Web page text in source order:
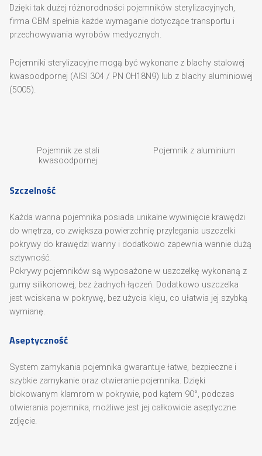
Dzięki tak dużej różnorodności pojemników sterylizacyjnych,
firma CBM spełnia każde wymaganie dotyczące transportu i
przechowywania wyrobów medycznych.
Pojemniki sterylizacyjne mogą być wykonane z blachy stalowej
kwasoodpornej (AISI 304 / PN 0H18N9) lub z blachy aluminiowej
(5005).
Pojemnik ze stali
kwasoodpornej
Pojemnik z aluminium
Szczelność
Każda wanna pojemnika posiada unikalne wywinięcie krawędzi
do wnętrza, co zwiększa powierzchnię przylegania uszczelki
pokrywy do krawędzi wanny i dodatkowo zapewnia wannie dużą
sztywność.
Pokrywy pojemników są wyposażone w uszczelkę wykonaną z
gumy silikonowej, bez żadnych łączeń. Dodatkowo uszczelka
jest wciskana w pokrywę, bez użycia kleju, co ułatwia jej szybką
wymianę.
Aseptyczność
System zamykania pojemnika gwarantuje łatwe, bezpieczne i
szybkie zamykanie oraz otwieranie pojemnika. Dzięki
blokowanym klamrom w pokrywie, pod kątem 90°, podczas
otwierania pojemnika, możliwe jest jej całkowicie aseptyczne
zdjęcie.